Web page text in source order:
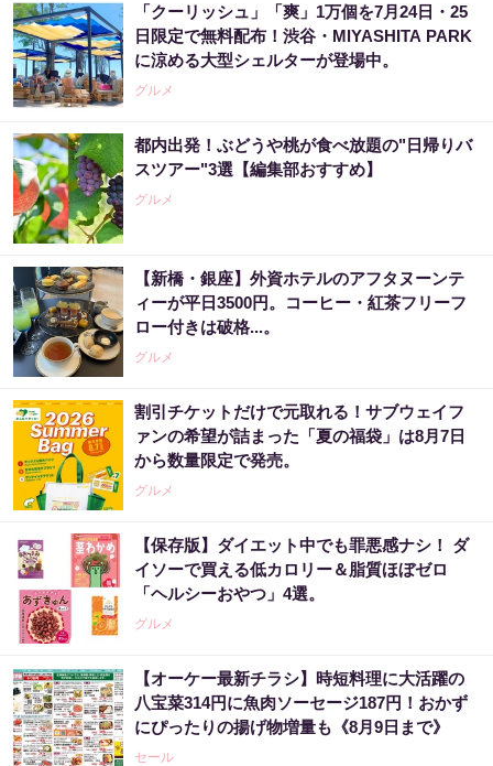
「クーリッシュ」「爽」1万個を7月24日・25
日限定で無料配布！渋谷・MIYASHITA PARK
に涼める大型シェルターが登場中。
グルメ
都内出発！ぶどうや桃が食べ放題の"日帰りバ
スツアー"3選【編集部おすすめ】
グルメ
【新橋・銀座】外資ホテルのアフタヌーンテ
ィーが平日3500円。コーヒー・紅茶フリーフ
ロー付きは破格...。
グルメ
割引チケットだけで元取れる！サブウェイフ
ァンの希望が詰まった「夏の福袋」は8月7日
から数量限定で発売。
グルメ
【保存版】ダイエット中でも罪悪感ナシ！ ダ
イソーで買える低カロリー＆脂質ほぼゼロ
「ヘルシーおやつ」4選。
グルメ
【オーケー最新チラシ】時短料理に大活躍の
八宝菜314円に魚肉ソーセージ187円！おかず
にぴったりの揚げ物増量も《8月9日まで》
セール